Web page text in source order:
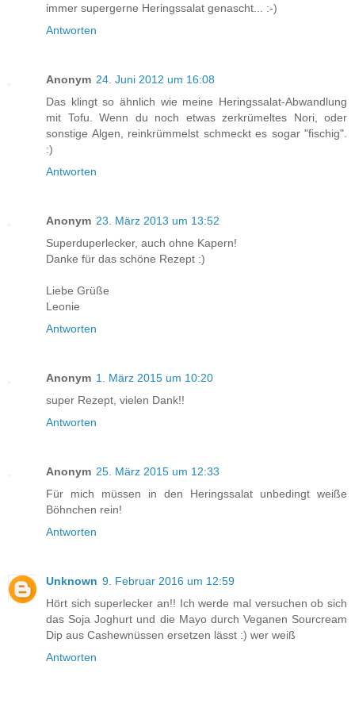
immer supergerne Heringssalat genascht... :-)
Antworten
Anonym 24. Juni 2012 um 16:08
Das klingt so ähnlich wie meine Heringssalat-Abwandlung
mit Tofu. Wenn du noch etwas zerkrümeltes Nori, oder
sonstige Algen, reinkrümmelst schmeckt es sogar "fischig".
:)
Antworten
Anonym 23. März 2013 um 13:52
Superduperlecker, auch ohne Kapern!
Danke für das schöne Rezept :)
Liebe Grüße
Leonie
Antworten
Anonym 1. März 2015 um 10:20
super Rezept, vielen Dank!!
Antworten
Anonym 25. März 2015 um 12:33
Für mich müssen in den Heringssalat unbedingt weiße
Böhnchen rein!
Antworten
Unknown 9. Februar 2016 um 12:59
Hört sich superlecker an!! Ich werde mal versuchen ob sich
das Soja Joghurt und die Mayo durch Veganen Sourcream
Dip aus Cashewnüssen ersetzen lässt :) wer weiß
Antworten